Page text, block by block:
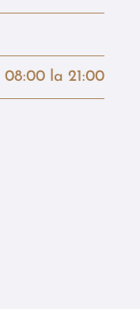
la 21:00